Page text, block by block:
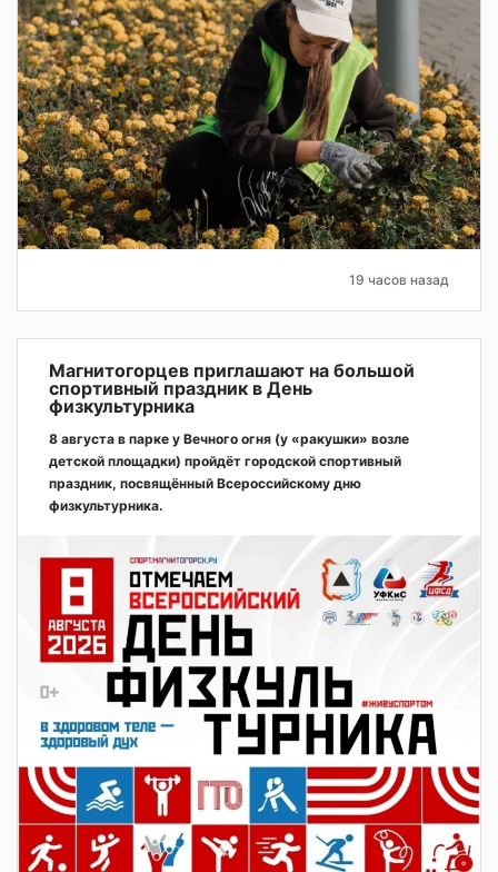
19 часов назад
Магнитогорцев приглашают на большой
спортивный праздник в День
физкультурника
8 августа в парке у Вечного огня (у «ракушки» возле
детской площадки) пройдёт городской спортивный
праздник, посвящённый Всероссийскому дню
физкультурника.